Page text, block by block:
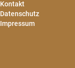
Kontakt
Datenschutz
Impressum